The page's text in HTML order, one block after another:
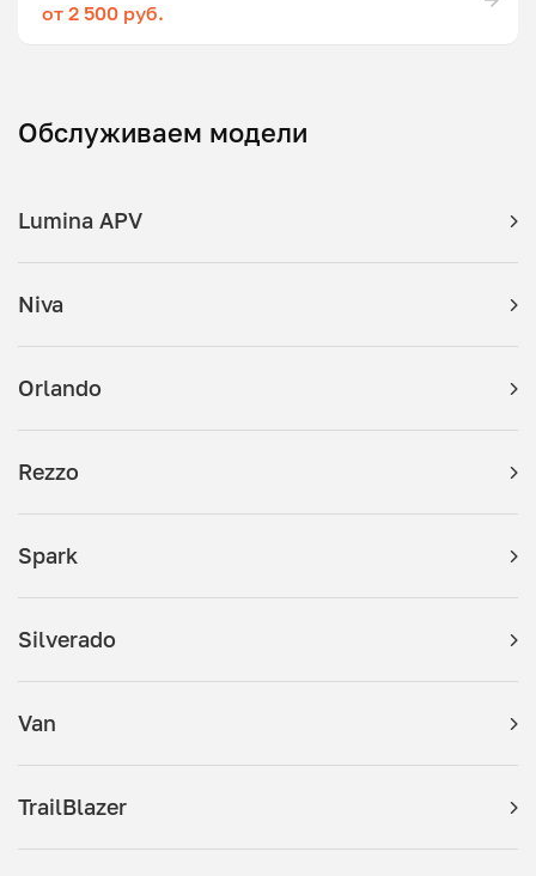
от 2 500 руб.
Обслуживаем модели
Lumina APV
Niva
Orlando
Rezzo
Spark
Silverado
Van
TrailBlazer